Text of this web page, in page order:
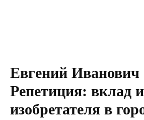
Евгений Иванович
Репетиция: вклад
изобретателя в